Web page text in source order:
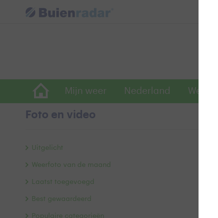
Mijn weer Nederland
Foto en video
Uitgelicht
Weerfoto van de maand
Laatst toegevoegd
Best gewaardeerd
Populaire categorieën